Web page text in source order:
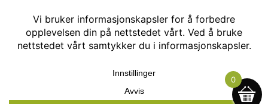
Hjemmesidehelten
0